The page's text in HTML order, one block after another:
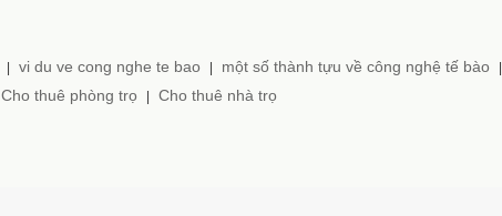
vi du ve cong nghe te bao một số thành tựu về công nghệ tế bào
Cho thuê phòng trọ Cho thuê nhà trọ